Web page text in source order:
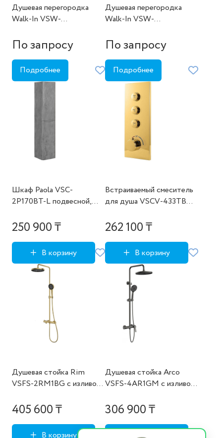
Душевая перегородка
Walk-In VSW-
700*2000, вороненая
сталь, стекло прозрачное
По запросу
Подробнее
Душевая перегородка
Walk-In VSW-
900*2000, вороненая
сталь, стекло зеркальное
По запросу
Подробнее
Шкаф Paola VSC-
2P170BT-L подвесной,
левый, , шт
250 900 ₸
В корзину
Встраиваемый смеситель
для душа VSCV-433TBG
термостатический,
262 100 ₸
В корзину
Душевая стойка Rim
VSFS-2RM1BG с изливом,
шт
405 600 ₸
В корзину
Душевая стойка Arco
VSFS-4AR1GM с изливом,
306 900 ₸
В корзину